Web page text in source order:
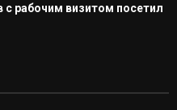
с рабочим визитом посетил